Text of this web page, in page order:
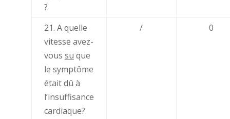
?
21. A quelle
vitesse avez-
vous su que
le symptôme
était dû à
l’insuffisance
cardiaque?
/ 0